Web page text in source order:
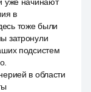
в
тоже были
затронули
подсистем
в области